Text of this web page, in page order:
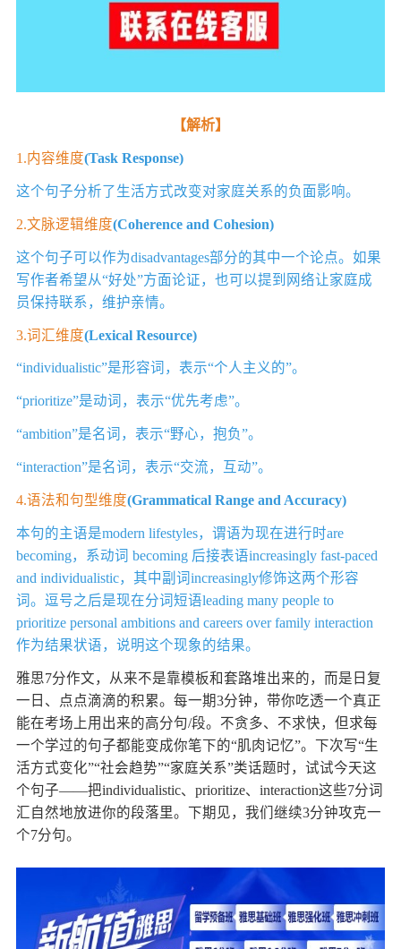
【解析】
1.内容维度(Task Response)
这个句子分析了生活方式改变对家庭关系的负面影响。
2.文脉逻辑维度(Coherence and Cohesion)
这个句子可以作为disadvantages部分的其中一个论点。如果
写作者希望从“好处”方面论证，也可以提到网络让家庭成
员保持联系，维护亲情。
3.词汇维度(Lexical Resource)
“individualistic”是形容词，表示“个人主义的”。
“prioritize”是动词，表示“优先考虑”。
“ambition”是名词，表示“野心，抱负”。
“interaction”是名词，表示“交流，互动”。
4.语法和句型维度(Grammatical Range and Accuracy)
本句的主语是modern lifestyles，谓语为现在进行时are
becoming，系动词 becoming 后接表语increasingly fast-paced
and individualistic，其中副词increasingly修饰这两个形容
词。逗号之后是现在分词短语leading many people to
prioritize personal ambitions and careers over family interaction
作为结果状语，说明这个现象的结果。
雅思7分作文，从来不是靠模板和套路堆出来的，而是日复
一日、点点滴滴的积累。每一期3分钟，带你吃透一个真正
能在考场上用出来的高分句/段。不贪多、不求快，但求每
一个学过的句子都能变成你笔下的“肌肉记忆”。下次写“生
活方式变化”“社会趋势”“家庭关系”类话题时，试试今天这
个句子——把individualistic、prioritize、interaction这些7分词
汇自然地放进你的段落里。下期见，我们继续3分钟攻克一
个7分句。